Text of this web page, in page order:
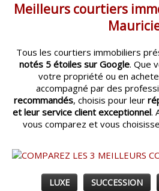
LAVAL
CATÉGORIES▼
ACHETEUR / VENDEUR▼
ENTREPRENEURS▼
ESPACE COURTIER ▼
Meilleurs courtiers
Tous les courtiers immobiliers
notés 5 étoiles sur Google. Que
votre propriété ou en
accompagné par des
recommandés, choisis pour leur
et leur service client exceptionnel.
vous comparez et vous
LUXE SUCCESSION